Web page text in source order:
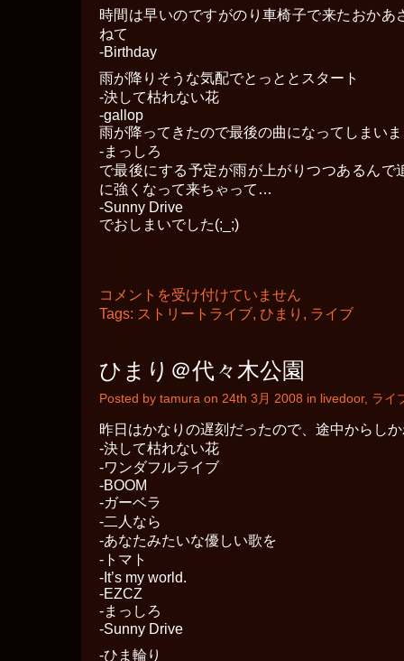
ク
ラ
イ
ブ
＠
ラ
ゾ
ー
ナ
川
崎
は
時間は早いのですがのり車椅子で来たおかあ
ねて
-Birthday
雨が降りそうな気配でとっととスタート
-決して枯れない花
-gallop
雨が降ってきたので最後の曲になってしまい
-まっしろ
で最後にする予定が雨が上がりつつあるん
に強くなって来ちゃって…
-Sunny Drive
でおしまいでした(;_;)
ひ
ま
浜
ア
リ
ナ…
前
は
コメントを受け付けていません
Tags: ストリートライブ, ひまり , ライブ
ひまり＠代々木公園
Posted by tamura on 24th 3月 2008 in livedoor, ライ
昨日はかなりの遅刻だったので、途中からし
-決して枯れない花
-ワンダフルライブ
-BOOM
-ガーベラ
-二人なら
-あなたみたいな優しい歌を
-トマト
-It’s my world.
-EZCZ
-まっしろ
-Sunny Drive
-ひま輪り